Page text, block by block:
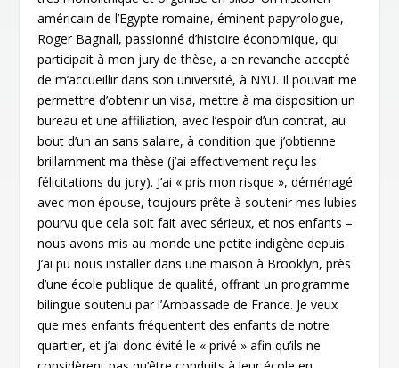
américain de l’Egypte romaine, éminent papyrologue,
Roger Bagnall, passionné d’histoire économique, qui
participait à mon jury de thèse, a en revanche accepté
de m’accueillir dans son université, à NYU. Il pouvait me
permettre d’obtenir un visa, mettre à ma disposition un
bureau et une affiliation, avec l’espoir d’un contrat, au
bout d’un an sans salaire, à condition que j’obtienne
brillamment ma thèse (j’ai effectivement reçu les
félicitations du jury). J’ai « pris mon risque », déménagé
avec mon épouse, toujours prête à soutenir mes lubies
pourvu que cela soit fait avec sérieux, et nos enfants –
nous avons mis au monde une petite indigène depuis.
J’ai pu nous installer dans une maison à Brooklyn, près
d’une école publique de qualité, offrant un programme
bilingue soutenu par l’Ambassade de France. Je veux
que mes enfants fréquentent des enfants de notre
quartier, et j’ai donc évité le « privé » afin qu’ils ne